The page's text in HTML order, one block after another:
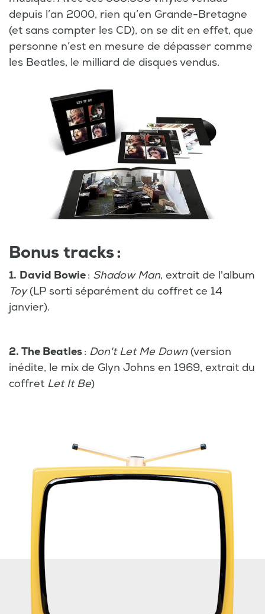
depuis l’an 2000, rien qu’en Grande-Bretagne
(et sans compter les CD), on se dit en effet, que
personne n’est en mesure de dépasser comme
les Beatles, le milliard de disques vendus.
Bonus tracks :
1. David Bowie: Shadow Man, extrait de l'album
Toy(LP sorti séparément du coffret ce 14
janvier).
2. The Beatles: Don't Let Me Down (version
inédite, le mix de Glyn Johns en 1969, extrait du
coffret Let It Be)